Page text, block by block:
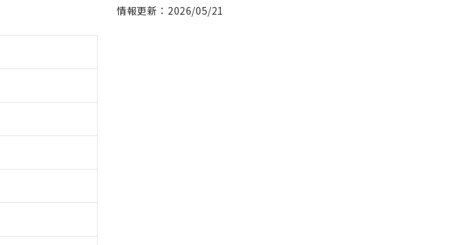
情報更新：2026/05/21